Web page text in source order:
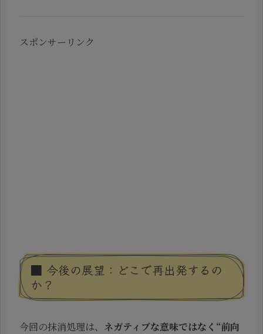
スポンサーリンク
■ 今後の展望：どこで再出発するの
か？
今回の抹消処理は、 ネガティブな意味ではなく“前向